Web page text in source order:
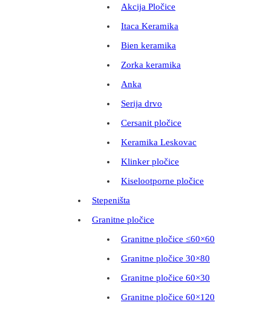
Akcija Pločice
Itaca Keramika
Bien keramika
Zorka keramika
Anka
Serija drvo
Cersanit pločice
Keramika Leskovac
Klinker pločice
Kiselootporne pločice
Stepeništa
Granitne pločice
Granitne pločice ≤60×60
Granitne pločice 30×80
Granitne pločice 60×30
Granitne pločice 60×120